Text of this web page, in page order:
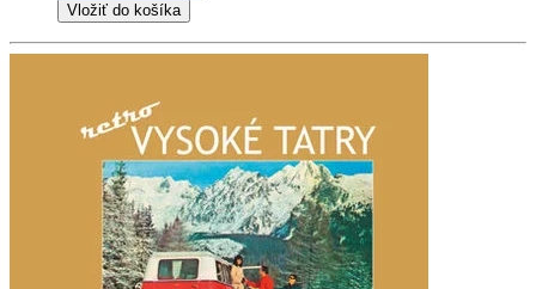
Vložiť do košíka